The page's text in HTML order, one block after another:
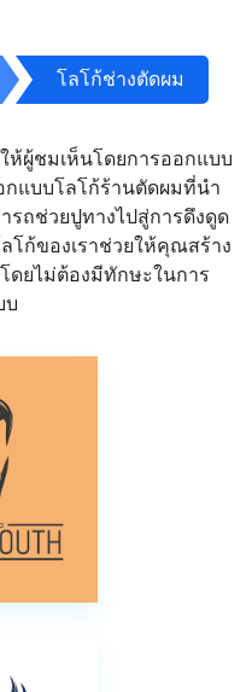
โลโก้ช่างตัดผม
ผู้ชมเห็นโดยการออกแบบ
แบบโลโก้ร้านตัดผมที่นำ
รถช่วยปูทางไปสู่การดึงดูด
โก้ของเราช่วยให้คุณสร้าง
ดยไม่ต้องมีทักษะในการ
บ